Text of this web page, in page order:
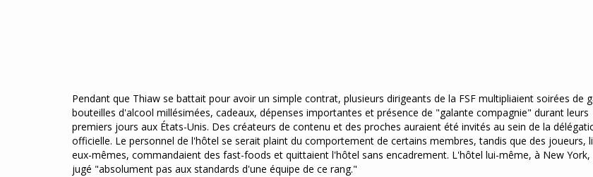
Pendant que Thiaw se battait pour avoir un simple contrat, plusieurs dirigeants de la FSF multipliaient soirées de
bouteilles d'alcool millésimées, cadeaux, dépenses importantes et présence de "galante compagnie" durant leurs
premiers jours aux États-Unis. Des créateurs de contenu et des proches auraient été invités au sein de la
officielle. Le personnel de l'hôtel se serait plaint du comportement de certains membres, tandis que des joueurs,
eux-mêmes, commandaient des fast-foods et quittaient l'hôtel sans encadrement. L'hôtel lui-même, à New
jugé "absolument pas aux standards d'une équipe de ce rang."